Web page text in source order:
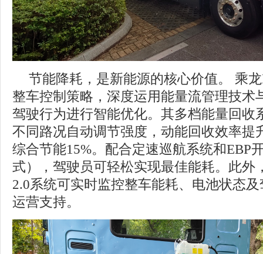
节能降耗，是新能源的核心价值。 乘
整车控制策略，深度运用能量流管理技术
驾驶行为进行智能优化。其多档能量回收
不同路况自动调节强度，动能回收效率提
综合节能15%。配合定速巡航系统和EBP
式），驾驶员可轻松实现最佳能耗。此外
2.0系统可实时监控整车能耗、电池状态
运营支持。